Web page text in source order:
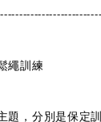
繩訓練
題，分別是保定